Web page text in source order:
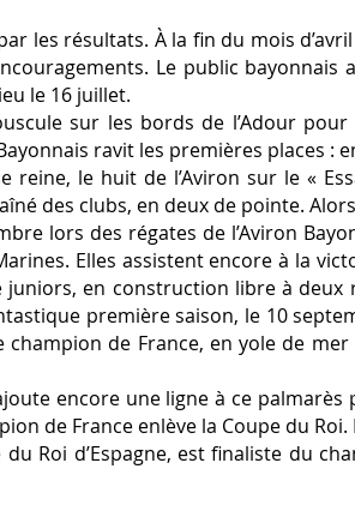
les résultats. À la fin du mois
Le public
le 16 juillet.
sur les bords de l’Adour
ravit les premières places
reine, le huit de l’Aviron sur le «
des clubs, en deux de pointe.
lors des régates de l’Aviron
Elles assistent encore à la
en construction libre à
première saison, le 10
de France, en yole de
encore une ligne à ce
de France enlève la Coupe du
Roi d’Espagne, est finaliste du